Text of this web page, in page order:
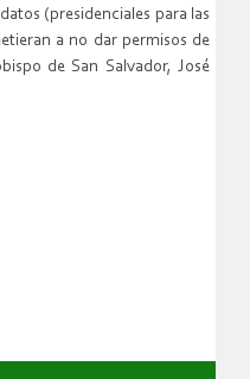
(presidenciales para las
a no dar permisos de
de San Salvador, José